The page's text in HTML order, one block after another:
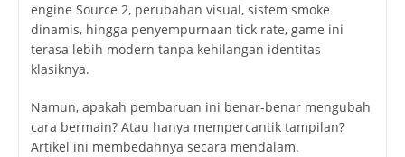
engine Source 2, perubahan visual, sistem smoke
dinamis, hingga penyempurnaan tick rate, game ini
terasa lebih modern tanpa kehilangan identitas
klasiknya.
Namun, apakah pembaruan ini benar-benar mengubah
cara bermain? Atau hanya mempercantik tampilan?
Artikel ini membedahnya secara mendalam.